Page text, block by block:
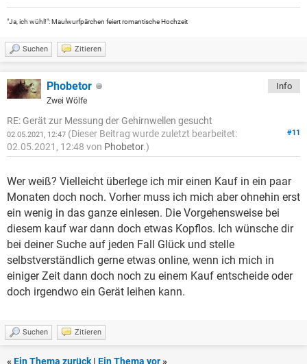
"Ja, ich wühl!": Maulwurfpärchen feiert romantische Hochzeit
Suchen Zitieren
Phobetor
Zwei Wölfe
Info
RE: Gerät zur Messung der Gehirnwellen gesucht
#11
02.05.2021, 12:47 (Dieser Beitrag wurde zuletzt bearbeitet:
02.05.2021, 12:48 von Phobetor.)
Wer weiß? Vielleicht überlege ich mir einen Kauf in ein paar
Monaten doch noch. Vorher muss ich mich aber ohnehin erst
ein wenig in das ganze einlesen. Die Vorgehensweise bei
diesem kauf war dann doch etwas Kopflos. Ich wünsche dir
bei deiner Suche auf jeden Fall Glück und stelle
selbstverständlich gerne etwas online, wenn ich mich in
einiger Zeit dann doch noch zu einem Kauf entscheide oder
doch irgendwo ein Gerät leihen kann.
Suchen Zitieren
« Ein Thema zurück | Ein Thema vor»